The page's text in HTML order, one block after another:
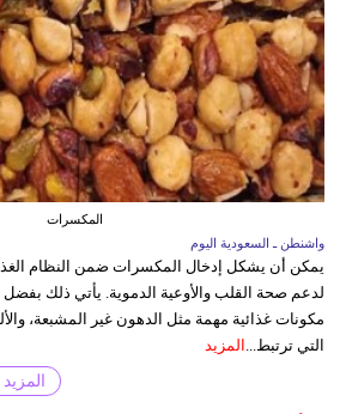
المكسرات
واشنطن ـ السعودية اليوم
يمكن أن يشكل إدخال المكسرات ضمن النظام
لدعم صحة القلب والأوعية الدموية. يأتي ذلك
مكونات غذائية مهمة مثل الدهون غير المشبعة،
التي ترتبط... المزيد